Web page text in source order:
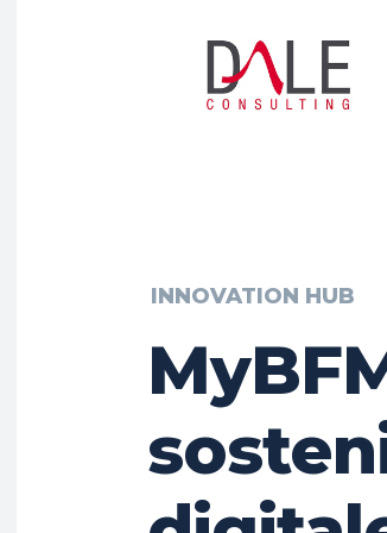
INNOVATION HUB